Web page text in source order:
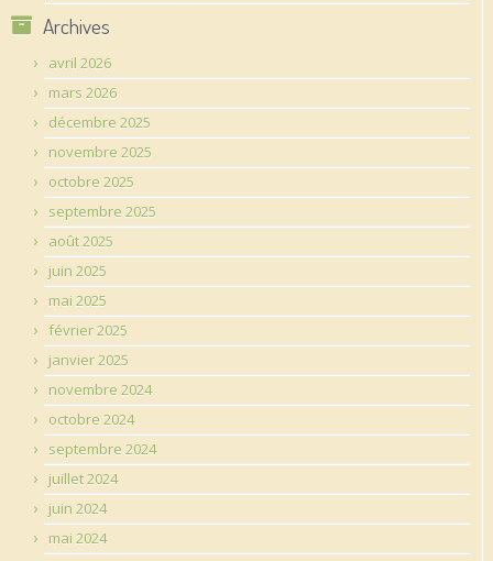
Archives
avril 2026
mars 2026
décembre 2025
novembre 2025
octobre 2025
septembre 2025
août 2025
juin 2025
mai 2025
février 2025
janvier 2025
novembre 2024
octobre 2024
septembre 2024
juillet 2024
juin 2024
mai 2024